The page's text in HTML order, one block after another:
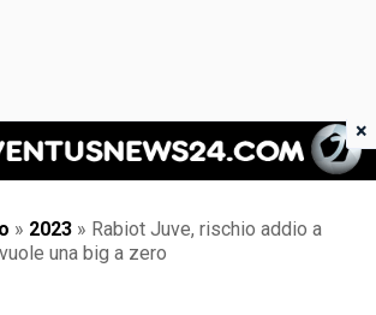
Juventus News 24
» 2023 » Rabiot Juve, rischio addio a
una big a zero
×